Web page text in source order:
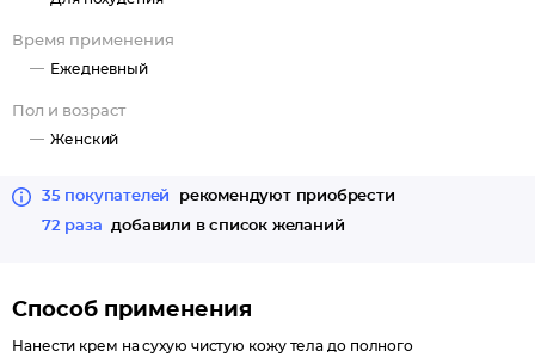
Сладкий миндаль (масло).
Аллантоин.
Время применения
Ежедневный
Пол и возраст
Женский
35 покупателей
рекомендуют приобрести
72 раза
добавили в список желаний
Способ применения
Нанести крем на сухую чистую кожу тела до полного